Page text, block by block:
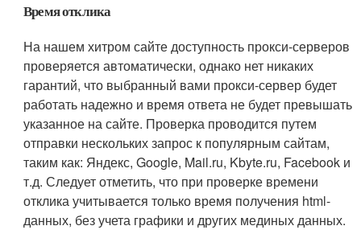
Время отклика
На нашем хитром сайте доступность прокси-серверов
проверяется автоматически, однако нет никаких
гарантий, что выбранный вами прокси-сервер будет
работать надежно и время ответа не будет превышать
указанное на сайте. Проверка проводится путем
отправки нескольких запрос к популярным сайтам,
таким как: Яндекс, Google, Mail.ru, Kbyte.ru, Facebook и
т.д. Следует отметить, что при проверке времени
отклика учитывается только время получения html-
данных, без учета графики и других мединых данных.